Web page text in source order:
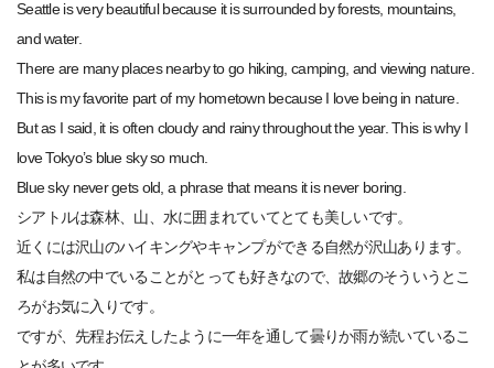
Seattle is very beautiful because it is surrounded by forests, mountains,
and water.
There are many places nearby to go hiking, camping, and viewing nature.
This is my favorite part of my hometown because I love being in nature.
But as I said, it is often cloudy and rainy throughout the year. This is why I
love Tokyo’s blue sky so much.
Blue sky never gets old, a phrase that means it is never boring.
シアトルは森林、山、水に囲まれていてとても美しいです。
近くには沢山のハイキングやキャンプができる自然が沢山あります。
私は自然の中でいることがとっても好きなので、故郷のそういうとこ
ろがお気に入りです。
ですが、先程お伝えしたように一年を通して曇りか雨が続いているこ